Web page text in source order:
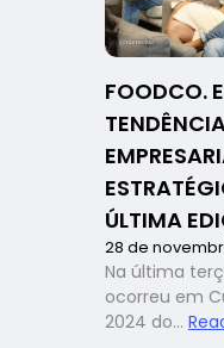
FOODCO.
ÚLTIMA
28 de
Na última
ocorreu em
2024 do…